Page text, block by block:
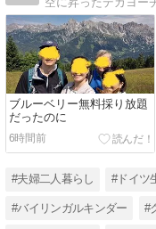
ブルーベリー無料採り放題
だったのに
6時間前
#夫婦二人暮らし #ドイツ
#バイリンガルキンダー #